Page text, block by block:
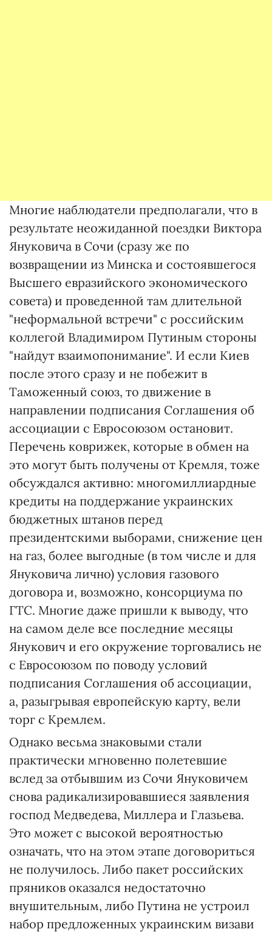
Многие наблюдатели предполагали, что в
результате неожиданной поездки Виктора
Януковича в Сочи (сразу же по
возвращении из Минска и состоявшегося
Высшего евразийского экономического
совета) и проведенной там длительной
"неформальной встречи" с российским
коллегой Владимиром Путиным стороны
"найдут взаимопонимание". И если Киев
после этого сразу и не побежит в
Таможенный союз, то движение в
направлении подписания Соглашения об
ассоциации с Евросоюзом остановит.
Перечень коврижек, которые в обмен на
это могут быть получены от Кремля, тоже
обсуждался активно: многомиллиардные
кредиты на поддержание украинских
бюджетных штанов перед
президентскими выборами, снижение цен
на газ, более выгодные (в том числе и для
Януковича лично) условия газового
договора и, возможно, консорциума по
ГТС. Многие даже пришли к выводу, что
на самом деле все последние месяцы
Янукович и его окружение торговались не
с Евросоюзом по поводу условий
подписания Соглашения об ассоциации,
а, разыгрывая европейскую карту, вели
торг с Кремлем.
Однако весьма знаковыми стали
практически мгновенно полетевшие
вслед за отбывшим из Сочи Януковичем
снова радикализировавшиеся заявления
господ Медведева, Миллера и Глазьева.
Это может с высокой вероятностью
означать, что на этом этапе договориться
не получилось. Либо пакет российских
пряников оказался недостаточно
внушительным, либо Путина не устроил
набор предложенных украинским визави